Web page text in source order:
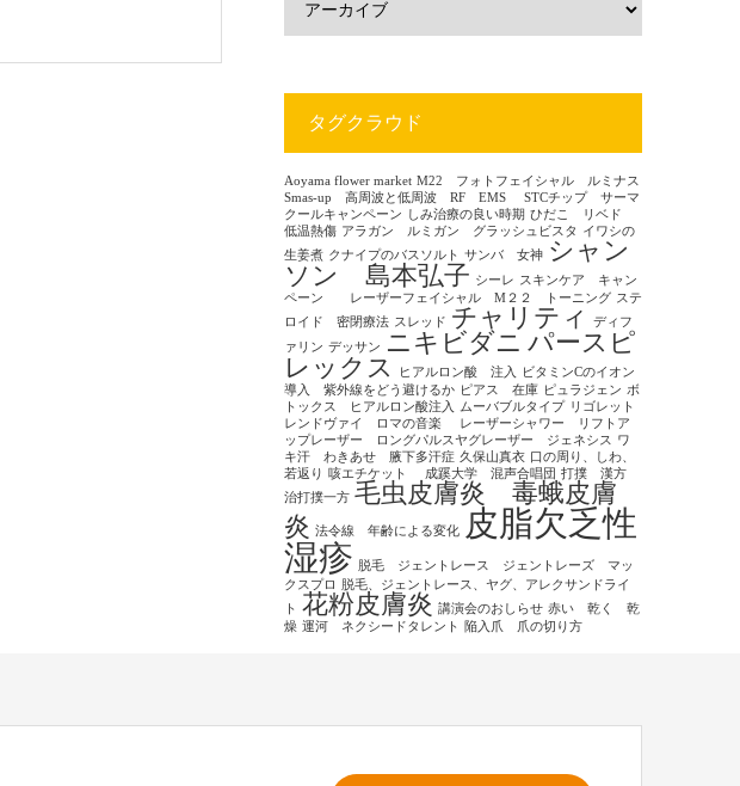
タグクラウド
Aoyama flower market M22 フォトフェイシャル ルミナス
Smas-up 高周波と低周波 RF EMS
STCチップ サーマ
クールキャンペーン
しみ治療の良い時期 ひだこ リベド
低温熱傷 アラガン ルミガン グラッシュビスタ
イワシの
生姜煮 クナイプのバスソルト サンバ 女神 シャン
ソン 島本弘子 シーレ スキンケア キャン
ペーン レーザーフェイシャル M２２ トーニング ステ
ロイド 密閉療法 スレッド チャリティ
ディフ
ァリン デッサン ニキビダニ パースピ
レックス
ヒアルロン酸 注入
ビタミンCのイオン
導入 紫外線をどう避けるか ピアス 在庫 ピュラジェン ボ
トックス ヒアルロン酸注入 ムーバブルタイプ リゴレット
レンドヴァイ ロマの音楽
レーザーシャワー リフトア
ップレーザー ロングパルスヤグレーザー ジェネシス ワ
キ汗 わきあせ 腋下多汗症 久保山真衣 口の周り、しわ、
若返り 咳エチケット 成蹊大学 混声合唱団 打撲 漢方
治打撲一方 毛虫皮膚炎 毒蛾皮膚
炎 法令線 年齢による変化
皮脂欠乏性
湿疹
脱毛 ジェントレース ジェントレーズ マッ
クスプロ
脱毛、ジェントレース、ヤグ、アレクサンドライ
ト 花粉皮膚炎 講演会のおしらせ 赤い 乾く 乾
燥 運河 ネクシードタレント 陥入爪 爪の切り方